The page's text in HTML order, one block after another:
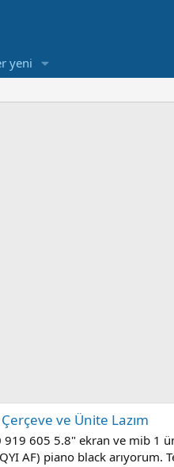
yeni
ve Ünite Lazım
919 605 5.8" ekran ve mib 1
AF) piano black